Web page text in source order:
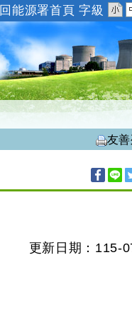
回能源署首頁 字級
友
更新日期：115-